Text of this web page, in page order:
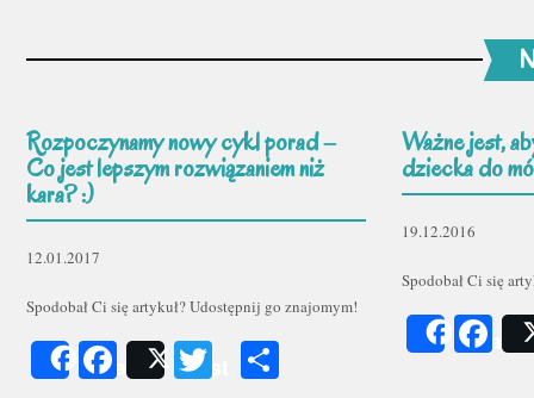
Rozpoczynamy nowy cykl porad –
Co jest lepszym rozwiązaniem niż
kara? :)
12.01.2017
Spodobał Ci się artykuł? Udostępnij go znajomym!
ShareFacebook
Post Twitter
Ważne jest,
dziecka do
19.12.2016
Spodobał Ci się
Share